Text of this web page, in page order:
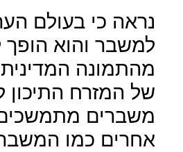
נראה כי בעולם
למשבר והוא
מהתמונה
של המזרח התיכון
משברים מתמשכים
אחרים כמו